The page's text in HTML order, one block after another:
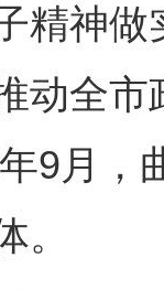
精神
动全
9月，
。